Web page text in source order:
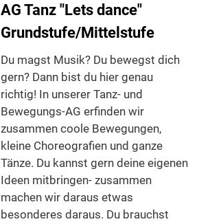
AG Tanz "Lets dance"
Grundstufe/Mittelstufe
Du magst Musik? Du bewegst dich
gern? Dann bist du hier genau
richtig! In unserer Tanz- und
Bewegungs-AG erfinden wir
zusammen coole Bewegungen,
kleine Choreografien und ganze
Tänze. Du kannst gern deine eigenen
Ideen mitbringen- zusammen
machen wir daraus etwas
besonderes daraus. Du brauchst